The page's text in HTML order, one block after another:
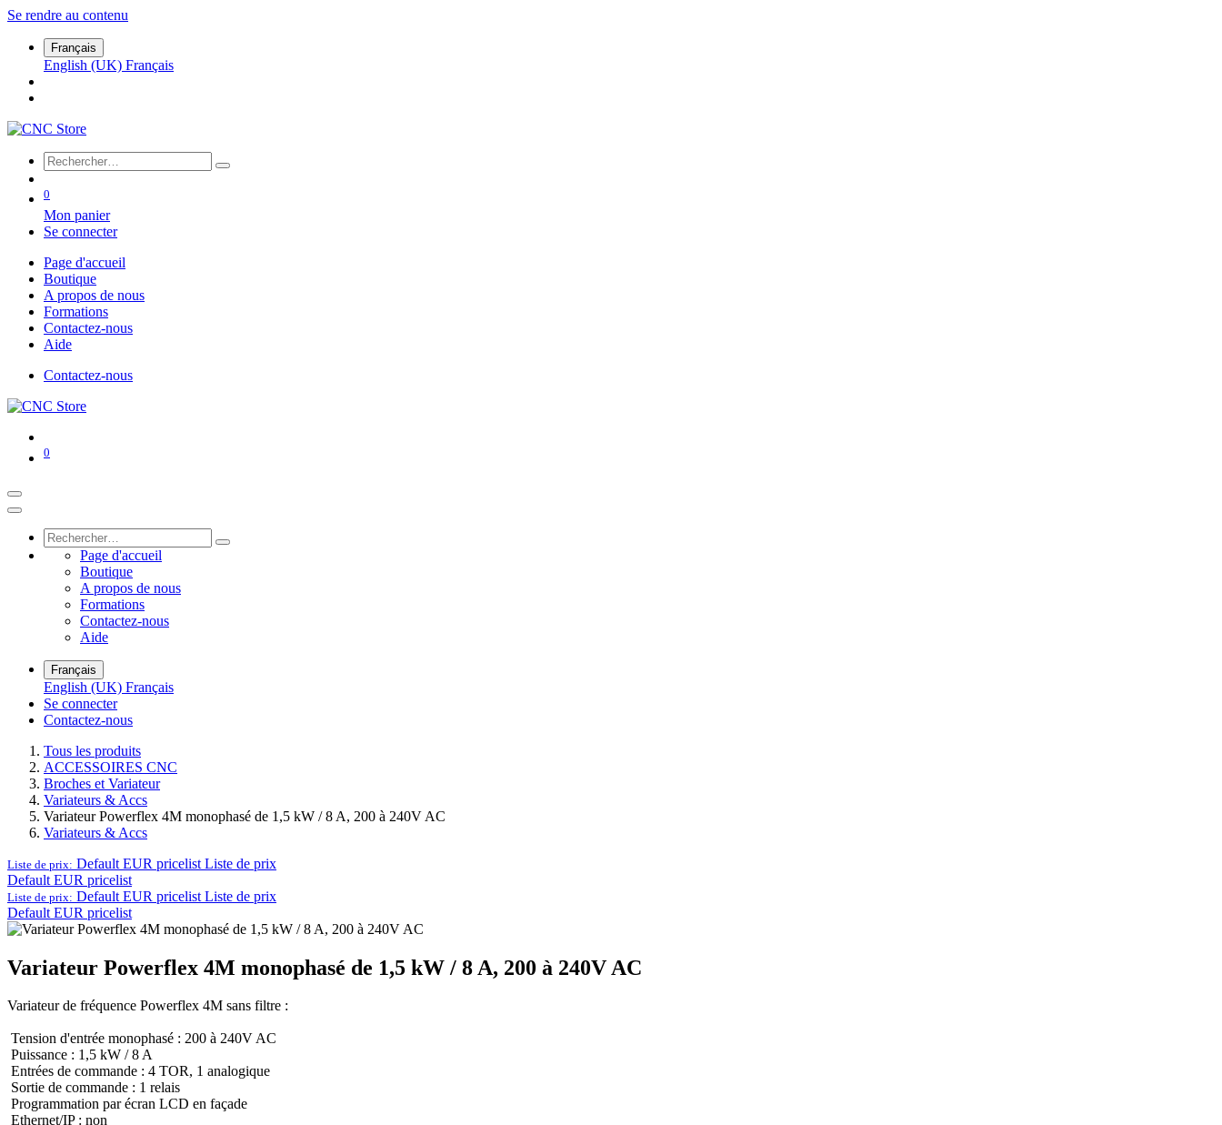
Se rendre au contenu
Français
English (UK) Français
0
Mon panier
Se connecter
Page d'accueil
Boutique
A propos de nous
Formations
Contactez-nous
Aide
Contactez-nous
0
Page d'accueil
Boutique
A propos de nous
Formations
Contactez-nous
Aide
Français
English (UK) Français
Se connecter
Contactez-nous
Tous les produits
ACCESSOIRES CNC
Broches et Variateur
Variateurs & Accs
Variateur Powerflex 4M monophasé de 1,5 kW / 8 A, 200 à 240V AC
Variateurs & Accs
Liste de prix: Default EUR pricelist Liste de prix
Default EUR pricelist
Liste de prix: Default EUR pricelist Liste de prix
Default EUR pricelist
Variateur Powerflex 4M monophasé de 1,5 kW / 8 A, 200 à 240V AC
Variateur de fréquence Powerflex 4M sans filtre :
Tension d'entrée monophasé : 200 à 240V AC
Puissance : 1,5 kW / 8 A
Entrées de commande : 4 TOR, 1 analogique
Sortie de commande : 1 relais
Programmation par écran LCD en façade
Ethernet/IP : non